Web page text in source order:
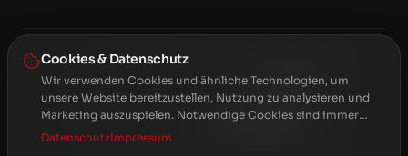
Cookies & Datenschutz
Wir verwenden Cookies und ähnliche Technologien, um
unsere Website bereitzustellen, Nutzung zu analysieren und
Marketing auszuspielen. Notwendige Cookies sind immer
aktiv. Sie entscheiden über Analyse und Marketing — Ihre
DatenschutzImpressum
Microsoft Partner